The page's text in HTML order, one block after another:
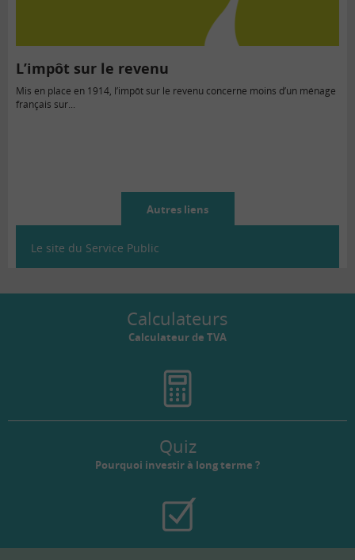
L’impôt sur le revenu
Mis en place en 1914, l’impôt sur le revenu concerne moins d’un ménage
français sur...
Autres liens
Le site du Service Public
Calculateurs
Calculateur de TVA
Quiz
Pourquoi investir à long terme ?